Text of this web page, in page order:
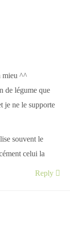
mieu ^^
de légume que
je ne le supporte
souvent le
celui la
Reply